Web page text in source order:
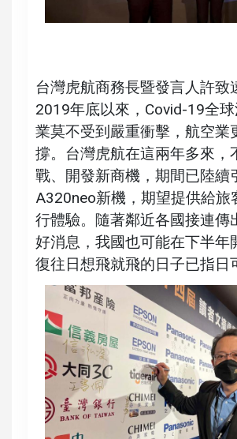
台灣虎航商務長暨發言人許致
2019年底以來，Covid-19全
業莫不受到嚴重衝擊，航空業
撐。台灣虎航在這兩年多來，
戰、開發新商機，期間已陸續
A320neo新機，期望提供給旅
行體驗。隨著鄰近各國接連傳
好消息，我國也可能在下半年
復往日想飛就飛的日子已指日